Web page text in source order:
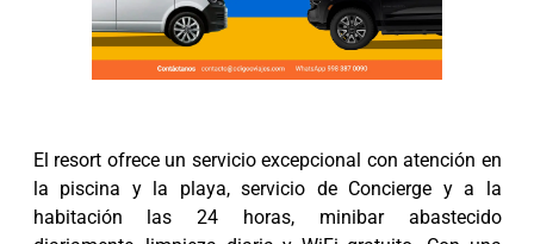
El resort ofrece un servicio excepcional con atención en
la piscina y la playa, servicio de Concierge y a la
habitación las 24 horas, minibar abastecido